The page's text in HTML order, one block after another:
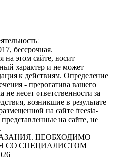
бессрочная.
на этом сайте, носит
характер и не может
к действиям. Определение
- прерогатива вашего
несет ответственности за
возникшие в результате
на сайте freesia-
на сайте, не
НЕОБХОДИМО
СО СПЕЦИАЛИСТОМ